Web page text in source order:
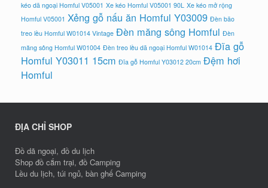
kéo dã ngoại Homful V05001 Xe kéo Homful V05001 90L Xe kéo mở rộng
Homful V05001 Xẻng gỗ nấu ăn Homful Y03009 Đèn bão
treo lều Homful W01014 Vintage Đèn măng sông Homful Đèn
măng sông Homful W01004 Đèn treo lều dã ngoại Homful W01014 Đĩa gỗ
Homful Y03011 15cm Đĩa gỗ Homful Y03012 20cm Đệm hơi
Homful
ĐỊA CHỈ SHOP
Đồ dã ngoại, đồ du lịch
Shop đồ cắm trại, đồ Camping
Lều du lịch, túi ngủ, bàn ghế Camping